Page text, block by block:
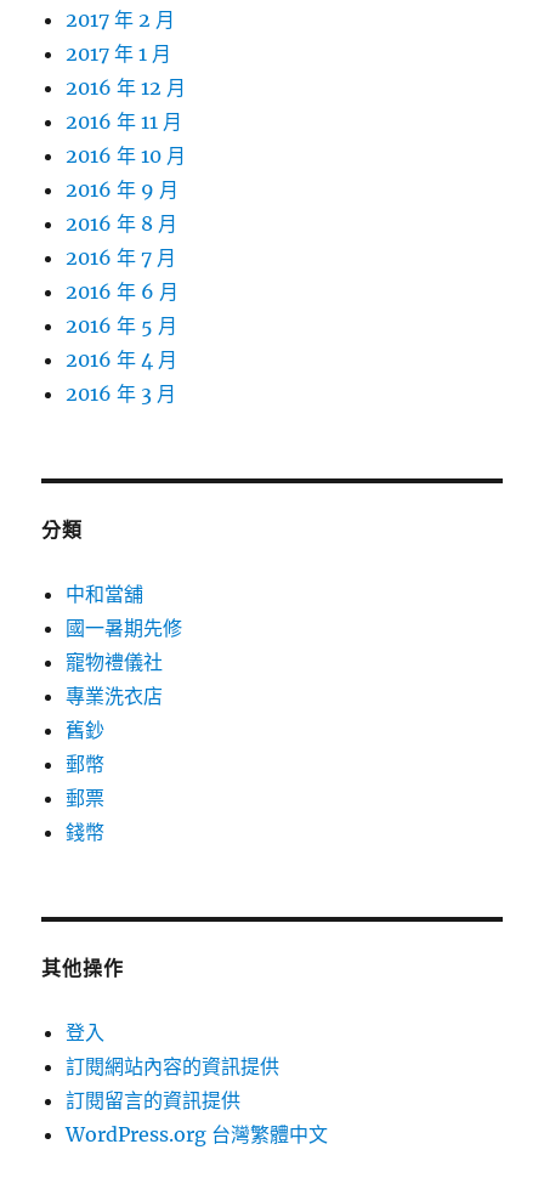
2017 年 2 月
2017 年 1 月
2016 年 12 月
2016 年 11 月
2016 年 10 月
2016 年 9 月
2016 年 8 月
2016 年 7 月
2016 年 6 月
2016 年 5 月
2016 年 4 月
2016 年 3 月
分類
中和當舖
國一暑期先修
寵物禮儀社
專業洗衣店
舊鈔
郵幣
郵票
錢幣
其他操作
登入
訂閱網站內容的資訊提供
訂閱留言的資訊提供
WordPress.org 台灣繁體中文